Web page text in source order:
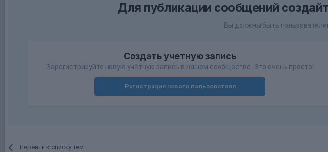
Для публикации сообщений
Вы должны быть
Создать учетную запись
Зарегистрируйте новую учётную запись в нашем сообществе. Это очень просто!
Регистрация нового пользователя
Перейти к списку тем